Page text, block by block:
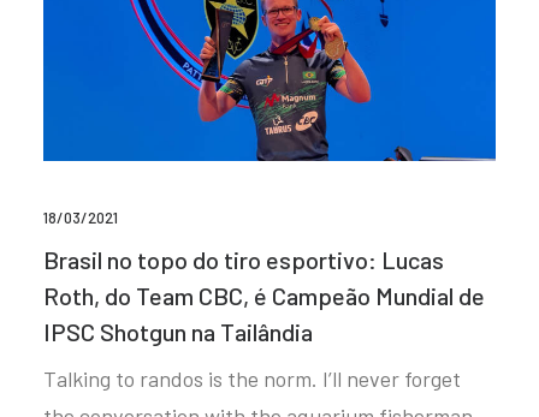
18/03/2021
Brasil no topo do tiro esportivo: Lucas
Roth, do Team CBC, é Campeão Mundial de
IPSC Shotgun na Tailândia
Talking to randos is the norm. I’ll never forget